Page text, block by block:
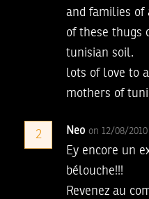
and families of
of these thugs
tunisian soil.
lots of love to
mothers of
2 Neo on 12/08/
Ey encore un
bélouche!!!
Revenez au